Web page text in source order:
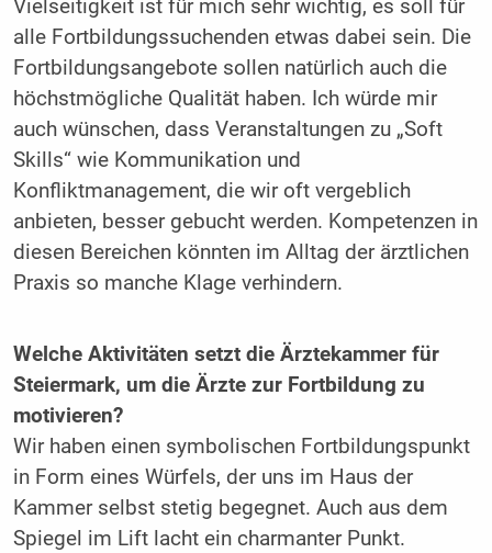
Vielseitigkeit ist für mich sehr wichtig, es soll für
alle Fortbildungssuchenden etwas dabei sein. Die
Fortbildungs­angebote sollen natürlich auch die
höchst­mögliche Qualität haben. Ich würde mir
auch wünschen, dass Veranstaltungen zu „Soft
Skills“ wie Kommunikation und
Konfliktmanagement, die wir oft vergeblich
anbieten, besser gebucht werden. Kompetenzen in
diesen Bereichen könnten im Alltag der ärztlichen
Praxis so manche Klage verhindern.
Welche Aktivitäten setzt die Ärztekammer für
Steiermark, um die Ärzte zur Fortbildung zu
motivieren?
Wir haben einen symbolischen Fortbildungspunkt
in Form eines Würfels, der uns im Haus der
Kammer selbst stetig begegnet. Auch aus dem
Spiegel im Lift lacht ein charmanter Punkt.